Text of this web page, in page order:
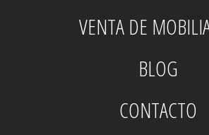
VENTA DE
BLOG
CONTACTO